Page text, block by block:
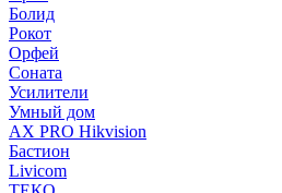
Болид
Рокот
Орфей
Соната
Усилители
Умный дом
AX PRO Hikvision
Бастион
Livicom